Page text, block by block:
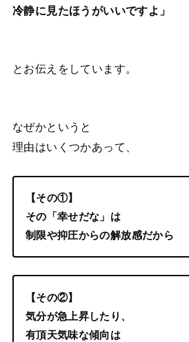
冷静に見たほうがいいですよ」
とお伝えをしています。
なぜかというと
理由はいくつかあって、
【その①】
その「幸せだな」は
制限や抑圧からの解放感だから
【その②】
気分が急上昇したり、
有頂天気味な傾向は